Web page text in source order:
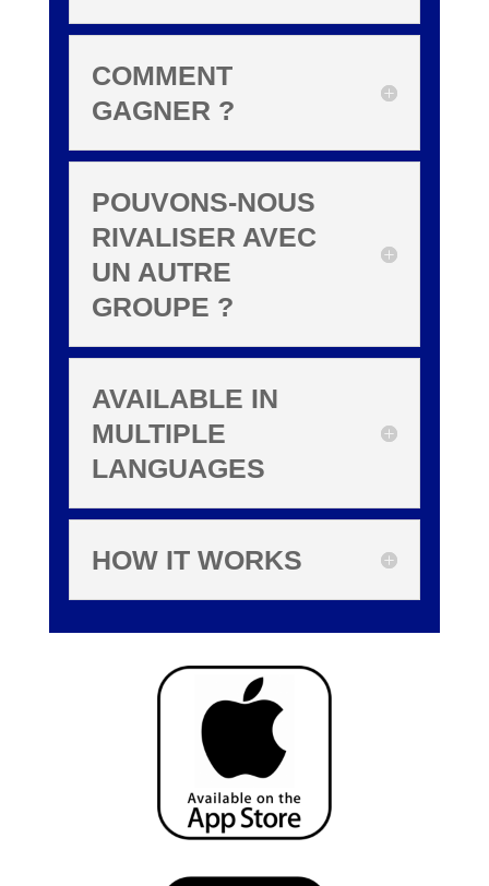
COMMENT
GAGNER ?
POUVONS-NOUS
RIVALISER AVEC
UN AUTRE
GROUPE ?
AVAILABLE IN
MULTIPLE
LANGUAGES
HOW IT WORKS